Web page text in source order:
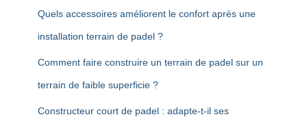
Quels accessoires améliorent le confort après une
installation terrain de padel ?
Comment faire construire un terrain de padel sur un
terrain de faible superficie ?
Constructeur court de padel : adapte-t-il ses